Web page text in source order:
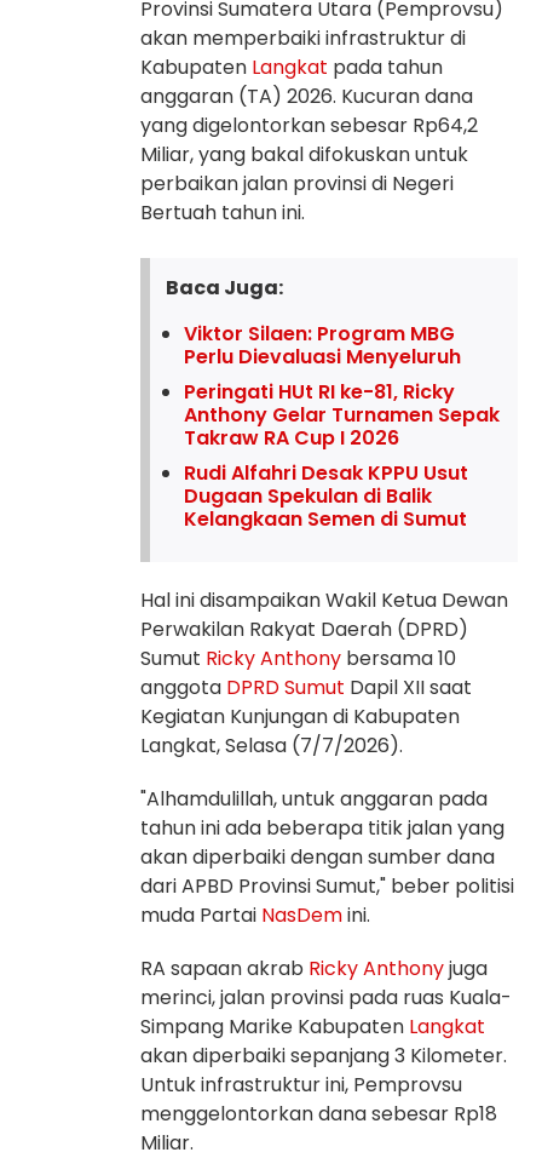
Provinsi Sumatera Utara (Pemprovsu)
akan memperbaiki infrastruktur di
Kabupaten Langkat pada tahun
anggaran (TA) 2026. Kucuran dana
yang digelontorkan sebesar Rp64,2
Miliar, yang bakal difokuskan untuk
perbaikan jalan provinsi di Negeri
Bertuah tahun ini.
Baca Juga:
Viktor Silaen: Program MBG
Perlu Dievaluasi Menyeluruh
Peringati HUt RI ke-81, Ricky
Anthony Gelar Turnamen Sepak
Takraw RA Cup I 2026
Rudi Alfahri Desak KPPU Usut
Dugaan Spekulan di Balik
Kelangkaan Semen di Sumut
Hal ini disampaikan Wakil Ketua Dewan
Perwakilan Rakyat Daerah (DPRD)
Sumut Ricky Anthony bersama 10
anggota DPRD Sumut Dapil XII saat
Kegiatan Kunjungan di Kabupaten
Langkat, Selasa (7/7/2026).
"Alhamdulillah, untuk anggaran pada
tahun ini ada beberapa titik jalan yang
akan diperbaiki dengan sumber dana
dari APBD Provinsi Sumut," beber politisi
muda Partai NasDemini.
RA sapaan akrab Ricky Anthonyjuga
merinci, jalan provinsi pada ruas Kuala-
Simpang Marike Kabupaten Langkat
akan diperbaiki sepanjang 3 Kilometer.
Untuk infrastruktur ini, Pemprovsu
menggelontorkan dana sebesar Rp18
Miliar.